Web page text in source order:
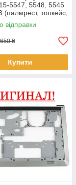
5547, 5548, 5545
(палмрест, топкейс,
відправки
650 ₴
Купити